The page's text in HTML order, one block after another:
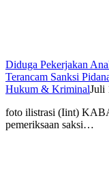
Diduga Pekerjakan
Terancam Sanksi
Hukum & KriminalJuli
foto ilistrasi (Iint)
pemeriksaan saksi…